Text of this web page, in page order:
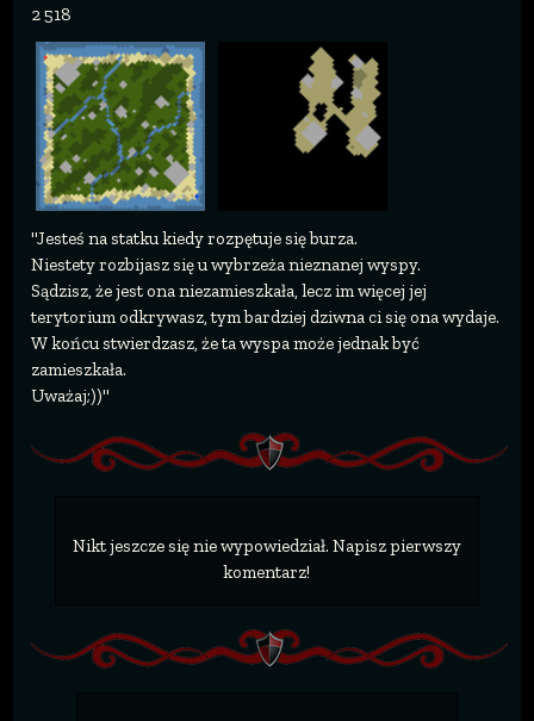
2 518
"Jesteś na statku kiedy rozpętuje się burza.
Niestety rozbijasz się u wybrzeża nieznanej wyspy.
Sądzisz, że jest ona niezamieszkała, lecz im więcej jej
terytorium odkrywasz, tym bardziej dziwna ci się ona wydaje.
W końcu stwierdzasz, że ta wyspa może jednak być
zamieszkała.
Uważaj;))"
Nikt jeszcze się nie wypowiedział. Napisz pierwszy
komentarz!